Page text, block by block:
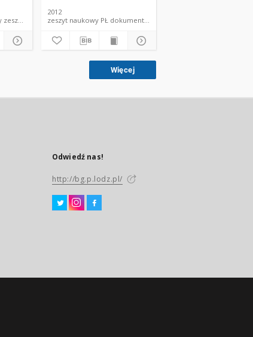
dokument piśmienniczy zeszyt naukowy PŁ
2012
zeszyt naukowy PŁ dokument piśmienniczy
Więcej
Odwiedź nas!
http://bg.p.lodz.pl/